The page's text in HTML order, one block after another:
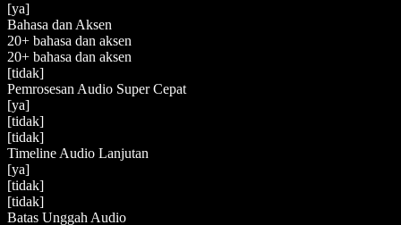
[ya]
Bahasa dan Aksen
20+ bahasa dan aksen
20+ bahasa dan aksen
[tidak]
Pemrosesan Audio Super Cepat
[ya]
[tidak]
[tidak]
Timeline Audio Lanjutan
[ya]
[tidak]
[tidak]
Batas Unggah Audio